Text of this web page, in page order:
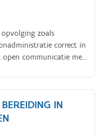
zoals
correct in
communicatie met
Zie jij jezelf groeien in
IN